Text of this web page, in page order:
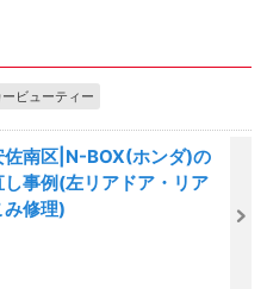
ービューティー
佐南区|N-BOX(ホンダ)の
事例(左リアドア・リア
み修理)